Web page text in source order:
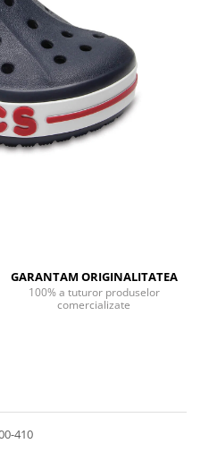
GARANTAM ORIGINALITATEA
100% a tuturor produselor
comercializate
410